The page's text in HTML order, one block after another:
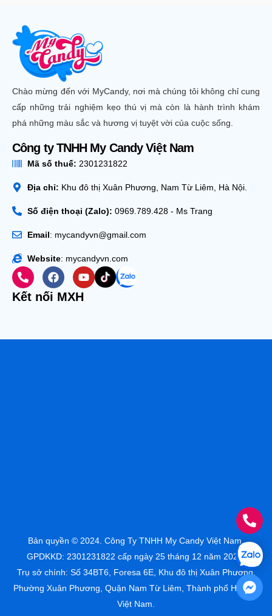
Chào mừng đến với MyCandy, nơi mà chúng tôi không chỉ cung
cấp những trải nghiệm kẹo thú vị mà còn là hành trình khám
phá những màu sắc và hương vị tuyệt vời của cuộc sống.
Công ty TNHH My Candy Việt Nam
Mã số thuế: 2301231822
Địa chỉ: Khu đô thị Xuân Phương, Nam Từ Liêm, Hà Nội.
Số điện thoại (Zalo): 0969.789.428 - Ms Trang
Email: mycandyvn@gmail.com
Website: mycandyvn.com
Kết nối MXH
Bản quyền © 2024. Công Ty TNHH My Candy Việt Nam.
GPDKKD: 2301231822 cấp ngày 25 tháng 12 năm 2023.
Trụ sở chính: Số 34BT6, Foresa 6E, Khu đô thị Xuân Phương,
Phường Xuân Phương, Quận Nam Từ Liêm, Thành phố Hà Nội,
Việt Nam.